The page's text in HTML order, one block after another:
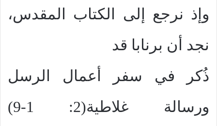
وإذ نرجع إلى الكتاب المقدس،
نجد أن برنابا قد
ذُكر في سفر أعمال الرسل
ورسالة غلاطية(2: 1-9)